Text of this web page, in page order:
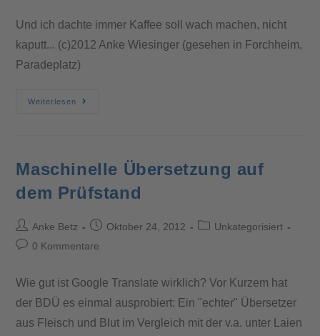
Und ich dachte immer Kaffee soll wach machen, nicht
kaputt... (c)2012 Anke Wiesinger (gesehen in Forchheim,
Paradeplatz)
Weiterlesen
Maschinelle Übersetzung auf
dem Prüfstand
Anke Betz Oktober 24, 2012
Unkategorisiert
0 Kommentare
Wie gut ist Google Translate wirklich? Vor Kurzem hat
der BDÜ es einmal ausprobiert: Ein "echter" Übersetzer
aus Fleisch und Blut im Vergleich mit der v.a. unter Laien